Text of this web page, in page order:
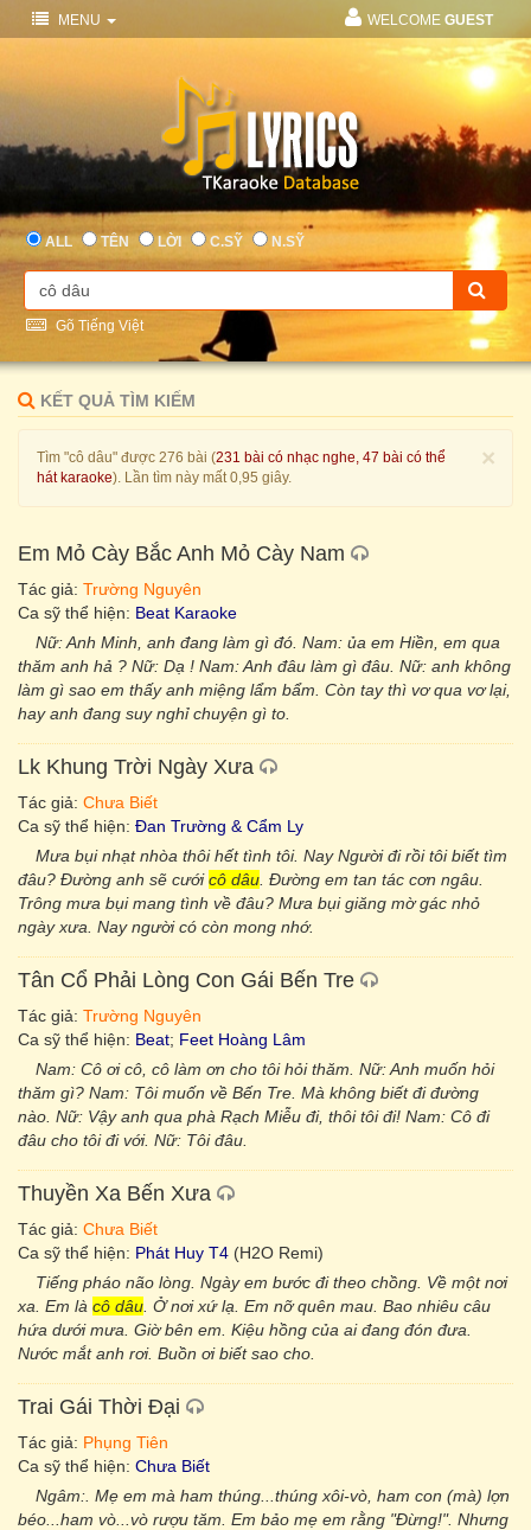
MENU WELCOME GUEST
ALL TÊN LỜI C.SỸ N.SỸ
Gõ Tiếng Việt
KẾT QUẢ TÌM KIẾM
×
Tìm "cô dâu" được 276 bài (231 bài có nhạc nghe, 47 bài có thể
hát karaoke). Lần tìm này mất 0,95 giây.
Em Mỏ Cày Bắc Anh Mỏ Cày Nam
Tác giả: Trường Nguyên
Ca sỹ thể hiện: Beat Karaoke
Nữ: Anh Minh, anh đang làm gì đó. Nam: ủa em Hiền, em qua
thăm anh hả ? Nữ: Dạ ! Nam: Anh đâu làm gì đâu. Nữ: anh không
làm gì sao em thấy anh miệng lẩm bẩm. Còn tay thì vơ qua vơ lại,
hay anh đang suy nghỉ chuyện gì to.
Lk Khung Trời Ngày Xưa
Tác giả: Chưa Biết
Ca sỹ thể hiện: Đan Trường & Cẩm Ly
Mưa bụi nhạt nhòa thôi hết tình tôi. Nay Người đi rồi tôi biết tìm
đâu? Đường anh sẽ cướicô dâu . Đường em tan tác cơn ngâu.
Trông mưa bụi mang tình về đâu? Mưa bụi giăng mờ gác nhỏ
ngày xưa. Nay người có còn mong nhớ.
Tân Cổ Phải Lòng Con Gái Bến Tre
Tác giả: Trường Nguyên
Ca sỹ thể hiện: Beat; Feet Hoàng Lâm
Nam: Cô ơi cô, cô làm ơn cho tôi hỏi thăm. Nữ: Anh muốn hỏi
thăm gì? Nam: Tôi muốn về Bến Tre. Mà không biết đi đường
nào. Nữ: Vậy anh qua phà Rạch Miễu đi, thôi tôi đi! Nam: Cô đi
đâu cho tôi đi với. Nữ: Tôi đâu.
Thuyền Xa Bến Xưa
Tác giả: Chưa Biết
Ca sỹ thể hiện: Phát Huy T4 (H2O Remi)
Tiếng pháo não lòng. Ngày em bước đi theo chồng. Về một nơi
xa. Em là cô dâu . Ở nơi xứ lạ. Em nỡ quên mau. Bao nhiêu câu
hứa dưới mưa. Giờ bên em. Kiệu hồng của ai đang đón đưa.
Nước mắt anh rơi. Buồn ơi biết sao cho.
Trai Gái Thời Đại
Tác giả: Phụng Tiên
Ca sỹ thể hiện: Chưa Biết
Ngâm:. Mẹ em mà ham thúng...thúng xôi-vò, ham con (mà) lợn
béo...ham vò...vò rượu tăm. Em bảo mẹ em rằng "Đừng!". Nhưng